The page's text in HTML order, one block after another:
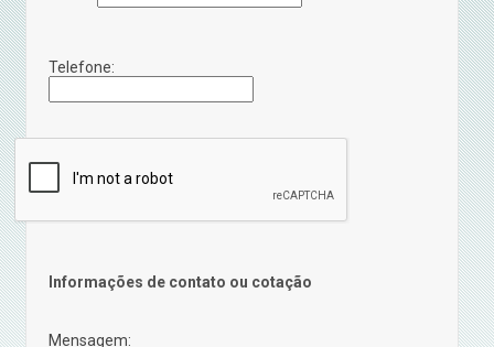
Telefone:
Informações de contato ou cotação
Mensagem: